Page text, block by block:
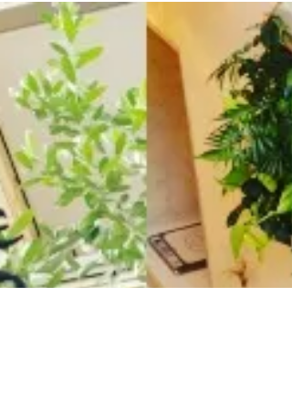
催＠ＨＡＹＡＭＡ
9月30日（日）葉山ＳＵＮＮＹ ＦＵＮＮＹ ＤＡＹ
にて。 セレクトマーケット＆ワークショップを開催
す。 詳細はwww.leadto-blife.com